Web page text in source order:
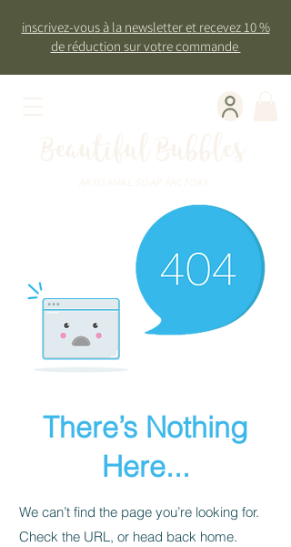
inscrivez-vous à la newsletter et recevez 10 %
de réduction sur votre commande
There’s Nothing
Here...
We can’t find the page you’re looking for.
Check the URL, or head back home.